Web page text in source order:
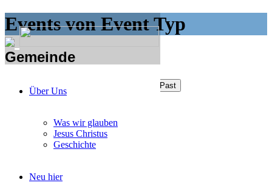
Über Uns
Was wir glauben
Jesus Christus
Geschichte
Neu hier
Events von Event Typ
Gemeinde
Gemeinde Events Past